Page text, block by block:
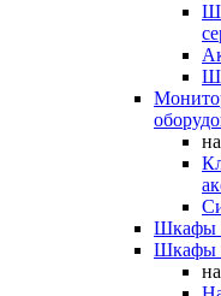
Шкафы
Шкафы